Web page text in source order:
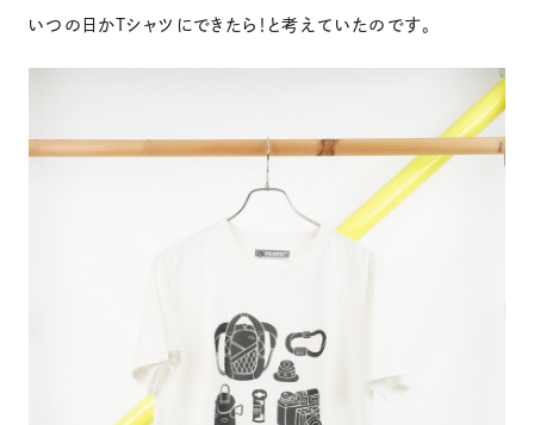
いつの日かTシャツにできたら！と考えていたのです。